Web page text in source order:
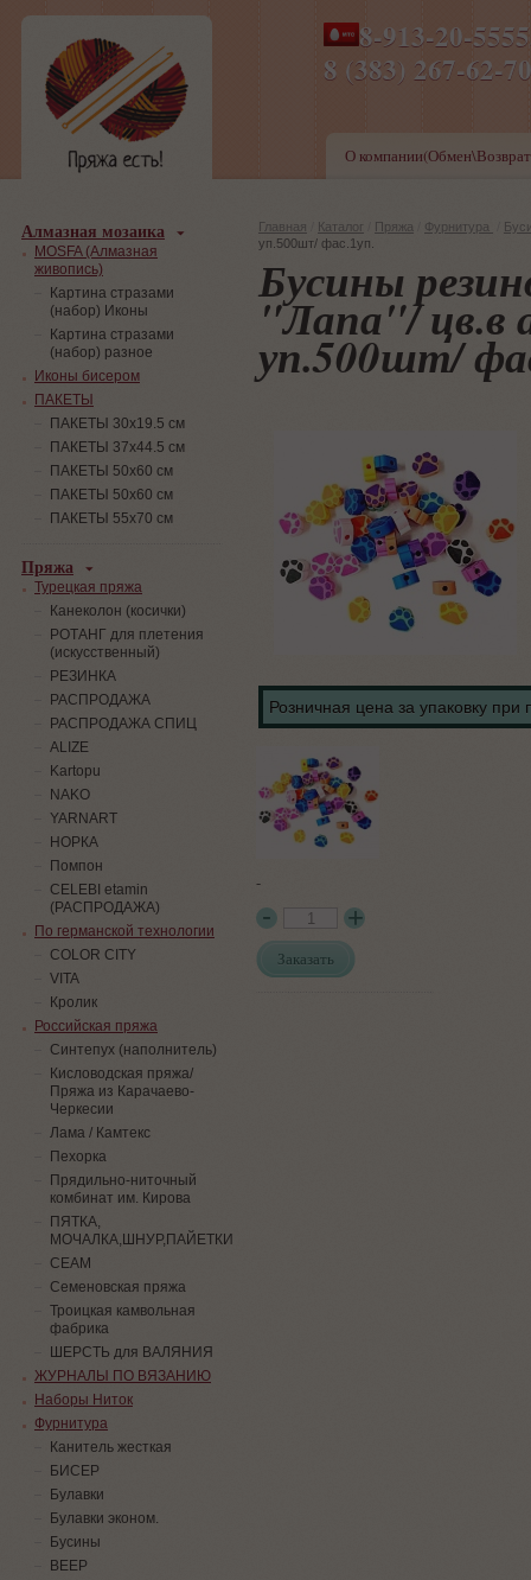
8-913-20-
8 (383) 267-
ПН-ПТ 8-17,СБ-ВС 9-
О
Главная Каталог Пряжа Фурнитура
уп.500шт/ фас.1уп.
Бусины
"Лапа"/ цв.в
уп.500шт/
Розничная цена за упаковку при
-
Заказать
Алмазная мозаика
MOSFA (Алмазная
живопись)
Картина стразами
(набор) Иконы
Картина стразами
(набор) разное
Иконы бисером
ПАКЕТЫ
ПАКЕТЫ 30х19.5 см
ПАКЕТЫ 37х44.5 см
ПАКЕТЫ 50х60 см
ПАКЕТЫ 50х60 см
ПАКЕТЫ 55х70 см
Пряжа
Турецкая пряжа
Канеколон (косички)
РОТАНГ для плетения
(искусственный)
PЕЗИНКА
РАСПРОДАЖА
РАСПРОДАЖА СПИЦ
ALIZE
Kartopu
NAKO
YARNART
НОРКА
Помпон
СELEBI etamin
(РАСПРОДАЖА)
По германской технологии
COLOR CITY
VITA
Кролик
Российская пряжа
Синтепух (наполнитель)
Кисловодская пряжа/
Пряжа из Карачаево-
Черкесии
Лама / Камтекс
Пехорка
Прядильно-ниточный
комбинат им. Кирова
ПЯТКА,
МОЧАЛКА,ШНУР,ПАЙЕТКИ
СЕАМ
Семеновская пряжа
Троицкая камвольная
фабрика
ШЕРСТЬ для ВАЛЯНИЯ
ЖУРНАЛЫ ПО ВЯЗАНИЮ
Наборы Ниток
Фурнитура
Канитель жесткая
БИСЕР
Булавки
Булавки эконом.
Бусины
ВЕЕР